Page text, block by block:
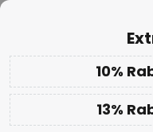
10% ab CHF 149 &
Code:
WOW
10%
13%